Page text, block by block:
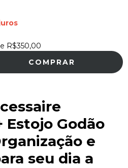
R$350,00
Estojo Godão
e
seu dia a